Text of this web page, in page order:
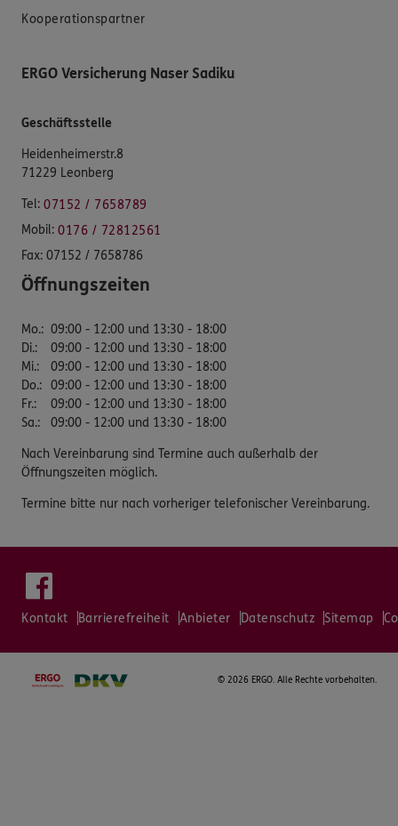
Kooperationspartner
ERGO Versicherung Naser Sadiku
Geschäftsstelle
Heidenheimerstr.8
71229 Leonberg
Tel: 07152 / 7658789
Mobil: 0176 / 72812561
Fax: 07152 / 7658786
Öffnungszeiten
Mo.: 09:00 - 12:00 und 13:30 - 18:00
Di.:
09:00 - 12:00 und 13:30 - 18:00
Mi.:
09:00 - 12:00 und 13:30 - 18:00
Do.: 09:00 - 12:00 und 13:30 - 18:00
Fr.:
09:00 - 12:00 und 13:30 - 18:00
Sa.: 09:00 - 12:00 und 13:30 - 18:00
Nach Vereinbarung sind Termine auch außerhalb der
Öffnungszeiten möglich.
Termine bitte nur nach vorheriger telefonischer Vereinbarung.
Kontakt Barrierefreiheit Anbieter Datenschutz Sitemap
© 2026 ERGO. Alle Rechte vorbehalten.